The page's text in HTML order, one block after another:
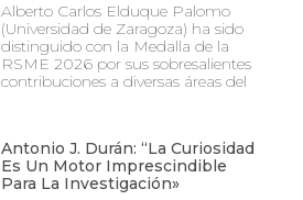
Alberto Carlos Elduque Palomo
(Universidad de Zaragoza) ha sido
distinguido con la Medalla de la
RSME 2026 por sus sobresalientes
contribuciones a diversas áreas del
Antonio J. Durán: “La Curiosidad
Es Un Motor Imprescindible
Para La Investigación»